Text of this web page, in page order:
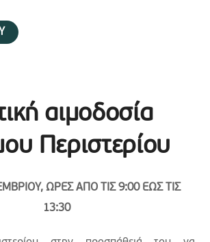
αιμοδοσία
Περιστερίου
ΩΡΕΣ ΑΠΟ ΤΙΣ 9:00 ΕΩΣ ΤΙΣ
13:30